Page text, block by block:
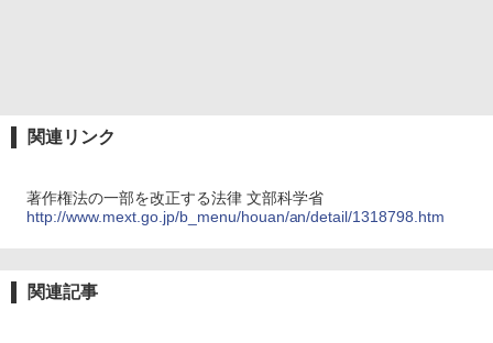
関連リンク
著作権法の一部を改正する法律 文部科学省
http://www.mext.go.jp/b_menu/houan/an/detail/1318798.htm
関連記事